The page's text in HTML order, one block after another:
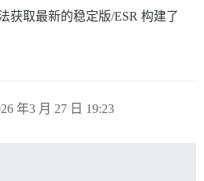
获取最新的稳定版/ESR 构建了
年3 月 27 日 19:23